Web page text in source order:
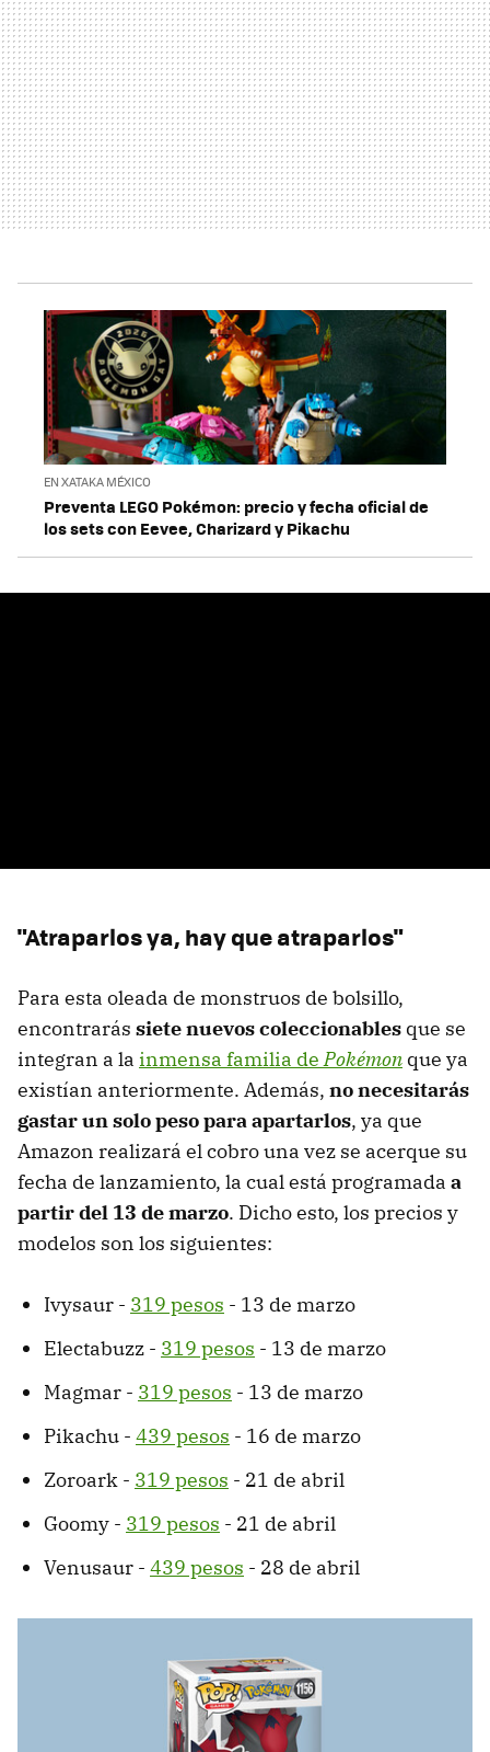
EN XATAKA MÉXICO
Preventa LEGO Pokémon: precio y fecha oficial de
los sets con Eevee, Charizard y Pikachu
"Atraparlos ya, hay que atraparlos"
Para esta oleada de monstruos de bolsillo,
encontrarás siete nuevos coleccionables que se
integran a la inmensa familia dePokémon que ya
existían anteriormente. Además, no necesitarás
gastar un solo peso para apartarlos, ya que
Amazon realizará el cobro una vez se acerque su
fecha de lanzamiento, la cual está programada a
partir del 13 de marzo. Dicho esto, los precios y
modelos son los siguientes:
Ivysaur - 319 pesos - 13 de marzo
Electabuzz - 319 pesos - 13 de marzo
Magmar - 319 pesos - 13 de marzo
Pikachu - 439 pesos - 16 de marzo
Zoroark - 319 pesos - 21 de abril
Goomy - 319 pesos - 21 de abril
Venusaur - 439 pesos - 28 de abril